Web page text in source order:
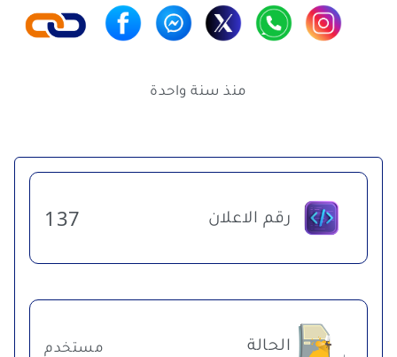
منذ سنة واحدة
رقم الاعلان 137
الحالة مستخدم